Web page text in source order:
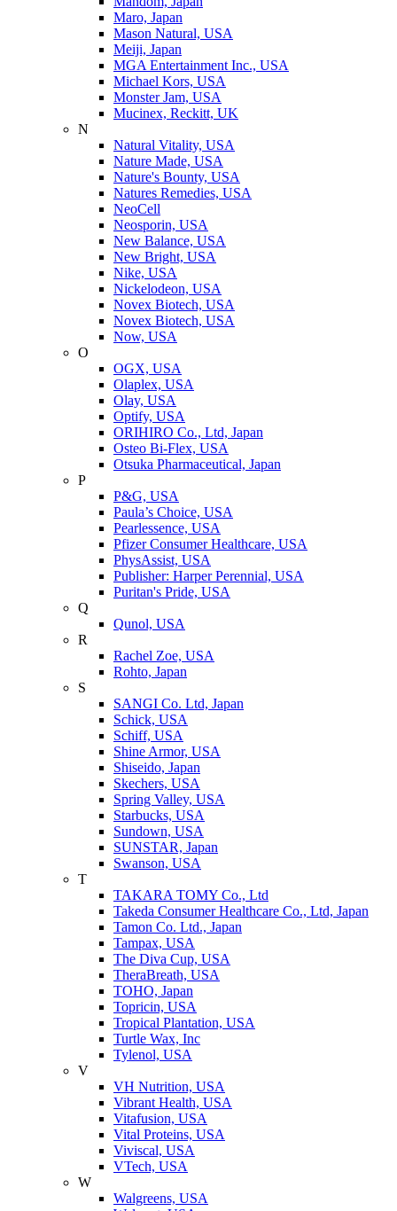
Maro, Japan
Mason Natural, USA
Meiji, Japan
MGA Entertainment Inc., USA
Michael Kors, USA
Monster Jam, USA
Mucinex, Reckitt, UK
N
Natural Vitality, USA
Nature Made, USA
Nature's Bounty, USA
Natures Remedies, USA
NeoCell
Neosporin, USA
New Balance, USA
New Bright, USA
Nike, USA
Niсkelodeon, USA
Novex Biotech, USA
Novex Biotech, USA
Now, USA
O
OGX, USA
Olaplex, USA
Olay, USA
Optify, USA
ORIHIRO Co., Ltd, Japan
Osteo Bi-Flex, USA
Otsuka Pharmaceutical, Japan
P
P&G, USA
Paula’s Choice, USA
Pearlessence, USA
Pfizer Consumer Healthcare, USA
PhysAssist, USA
Publisher: Harper Perennial, USA
Puritan's Pride, USA
Q
Qunol, USA
R
Rachel Zoe, USA
Rohto, Japan
S
SANGI Co. Ltd, Japan
Schick, USA
Schiff, USA
Shine Armor, USA
Shiseido, Japan
Skechers, USA
Spring Valley, USA
Starbucks, USA
Sundown, USA
SUNSTAR, Japan
Swanson, USA
T
TAKARA TOMY Co., Ltd
Takeda Consumer Healthcare Co., Ltd, Japan
Tamon Co. Ltd., Japan
Tampax, USA
The Diva Cup, USA
TheraBreath, USA
TOHO, Japan
Topricin, USA
Tropical Plantation, USA
Turtle Wax, Inc
Tylenol, USA
V
VH Nutrition, USA
Vibrant Health, USA
Vitafusion, USA
Vital Proteins, USA
Viviscal, USA
VTech, USA
W
Walgreens, USA